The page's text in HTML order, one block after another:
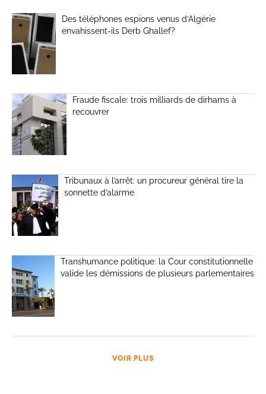
Des téléphones espions venus d’Algérie
envahissent-ils Derb Ghallef?
Fraude fiscale: trois milliards de dirhams à
recouvrer
Tribunaux à l’arrêt: un procureur général tire la
sonnette d’alarme
Transhumance politique: la Cour constitutionnelle
valide les démissions de plusieurs parlementaires
VOIR PLUS